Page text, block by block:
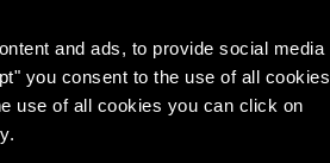
and ads, to provide social media
you consent to the use of all cookies
use of all cookies you can click on